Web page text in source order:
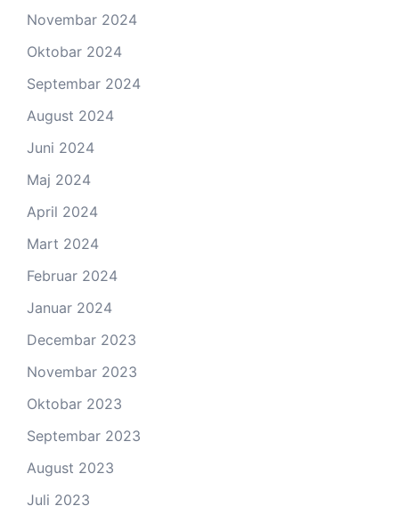
Novembar 2024
Oktobar 2024
Septembar 2024
August 2024
Juni 2024
Maj 2024
April 2024
Mart 2024
Februar 2024
Januar 2024
Decembar 2023
Novembar 2023
Oktobar 2023
Septembar 2023
August 2023
Juli 2023